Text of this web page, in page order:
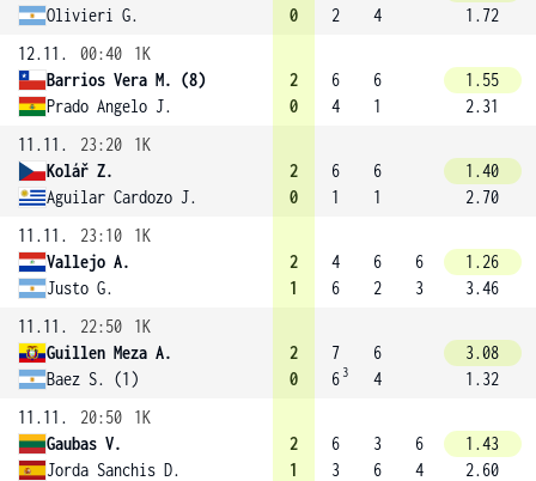
Olivieri G.
0
2
4
1.72
12.11.
00:40
1K
Barrios Vera M. (8)
Prado Angelo J.
2
0
6
4
6
1
1.55
2.31
11.11.
23:20
1K
Kolář Z.
Aguilar Cardozo J.
2
0
6
1
6
1
1.40
2.70
11.11.
23:10
1K
Vallejo A.
Justo G.
2
1
4
6
6
2
6
3
1.26
3.46
11.11.
22:50
1K
Guillen Meza A.
Baez S. (1)
2
0
7
6 3
6
4
3.08
1.32
11.11.
20:50
1K
Gaubas V.
Jorda Sanchis D.
2
1
6
3
3
6
6
4
1.43
2.60